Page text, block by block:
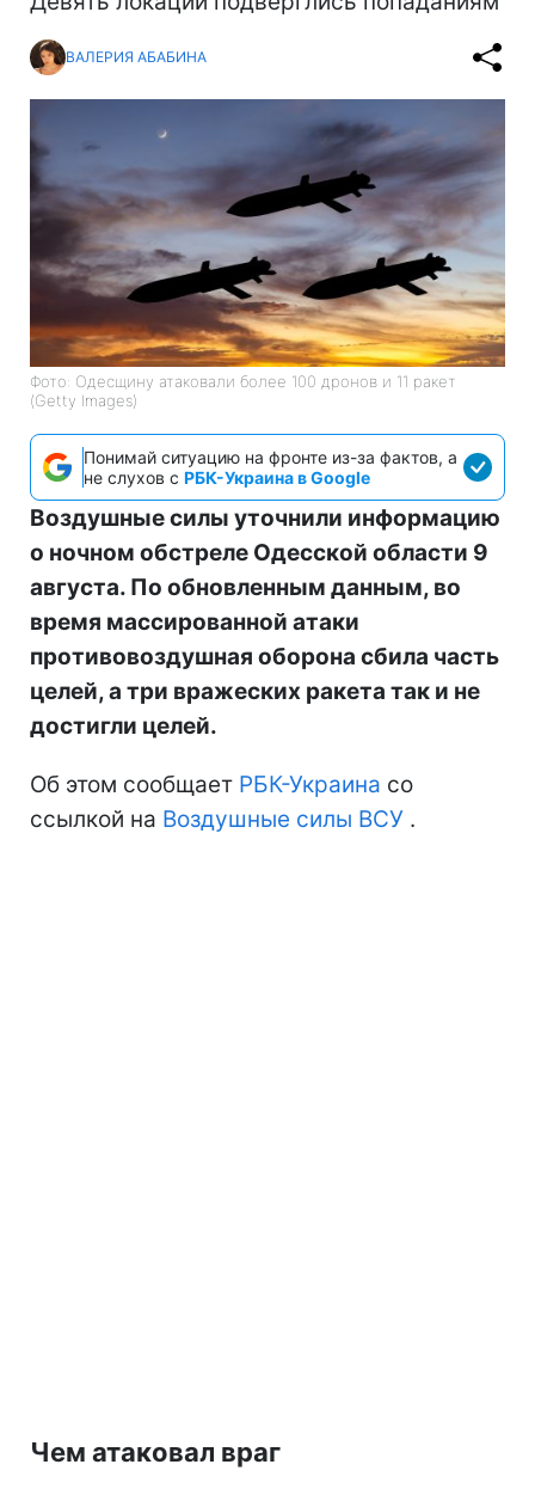
ВАЛЕРИЯ АБАБИНА
Фото: Одесщину атаковали более 100 дронов и 11 ракет
(Getty Images)
Понимай ситуацию на фронте из-за фактов, а
не слухов с РБК-Украина в Google
Воздушные силы уточнили информацию
о ночном обстреле Одесской области 9
августа. По обновленным данным, во
время массированной атаки
противовоздушная оборона сбила часть
целей, а три вражеских ракета так и не
достигли целей.
Об этом сообщает РБК-Украина со
ссылкой на Воздушные силы ВСУ .
Чем атаковал враг